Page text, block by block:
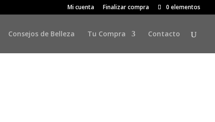
Mi cuenta Finalizar compra 0 elementos
Consejos de Belleza Tu Compra Contacto